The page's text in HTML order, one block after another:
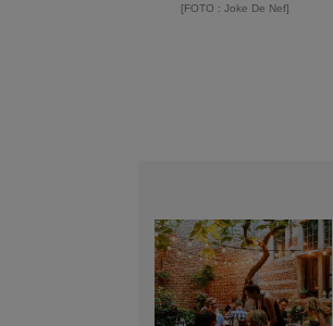
[FOTO : Joke De Nef]